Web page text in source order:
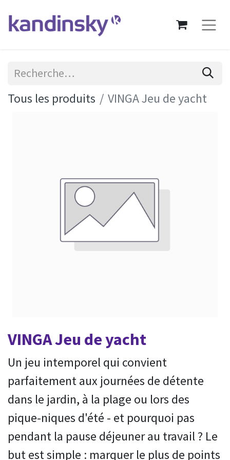
Tous les produits VINGA Jeu de yacht
VINGA Jeu de yacht
Un jeu intemporel qui convient
parfaitement aux journées de détente
dans le jardin, à la plage ou lors des
pique-niques d'été - et pourquoi pas
pendant la pause déjeuner au travail ? Le
but est simple : marquer le plus de points